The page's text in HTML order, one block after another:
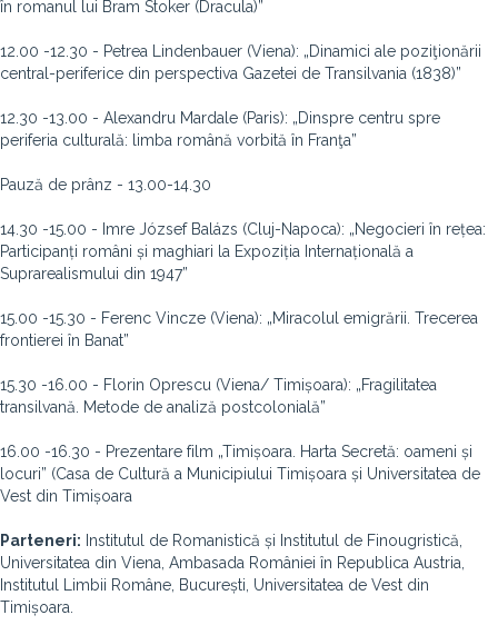
în romanul lui Bram Stoker (Dracula)”
12.00 -12.30 - Petrea Lindenbauer (Viena): „Dinamici ale poziţionării
central-periferice din perspectiva Gazetei de Transilvania (1838)”
12.30 -13.00 - Alexandru Mardale (Paris): „Dinspre centru spre
periferia culturală: limba română vorbită în Franţa”
Pauză de prânz - 13.00-14.30
14.30 -15.00 - Imre József Balázs (Cluj-Napoca): „Negocieri în rețea:
Participanți români și maghiari la Expoziția Internațională a
Suprarealismului din 1947”
15.00 -15.30 - Ferenc Vincze (Viena): „Miracolul emigrării. Trecerea
frontierei în Banat”
15.30 -16.00 - Florin Oprescu (Viena/ Timișoara): „Fragilitatea
transilvană. Metode de analiză postcolonială”
16.00 -16.30 - Prezentare film „Timișoara. Harta Secretă: oameni și
locuri” (Casa de Cultură a Municipiului Timișoara și Universitatea de
Vest din Timișoara
Parteneri: Institutul de Romanistică și Institutul de Finougristică,
Universitatea din Viena, Ambasada României în Republica Austria,
Institutul Limbii Române, București, Universitatea de Vest din
Timișoara.